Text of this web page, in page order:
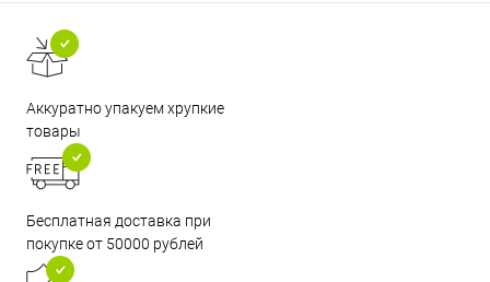
Аккуратно упакуем хрупкие
товары
Бесплатная доставка при
покупке от 50000 рублей